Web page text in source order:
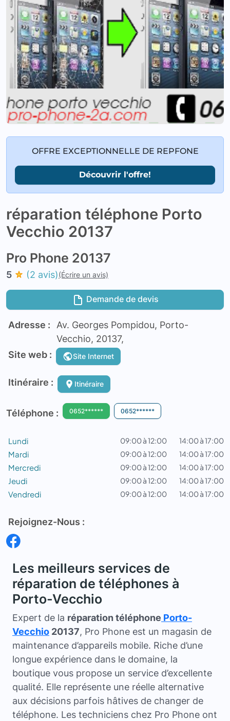
OFFRE EXCEPTIONNELLE DE REPFONE
Découvrir l'offre!
réparation téléphone Porto
Vecchio 20137
Pro Phone 20137
5 (2 avis)(Écrire un avis)
Demande de devis
Adresse :
Av. Georges Pompidou, Porto-
Vecchio, 20137,
Site web :
Site Internet
Itinéraire : Itinéraire
Téléphone : 0652****** 0652******
Lundi 09:00 à 12:00 14:00 à 17:00
Mardi 09:00 à 12:00 14:00 à 17:00
Mercredi 09:00 à 12:00 14:00 à 17:00
Jeudi 09:00 à 12:00 14:00 à 17:00
Vendredi 09:00 à 12:00 14:00 à 17:00
Rejoignez-Nous :
Les meilleurs services de
réparation de téléphones à
Porto-Vecchio
Expert de la réparation téléphone Porto-
Vecchio 20137, Pro Phone est un magasin de
maintenance d’appareils mobile. Riche d’une
longue expérience dans le domaine, la
boutique vous propose un service d’excellente
qualité. Elle représente une réelle alternative
aux décisions parfois hâtives de changer de
téléphone. Les techniciens chez Pro Phone ont